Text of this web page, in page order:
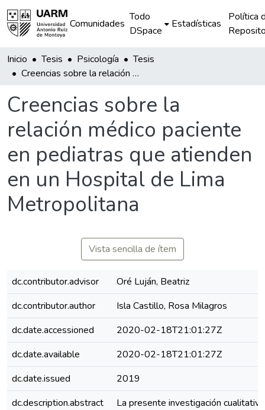
Comunidades
Todo
DSpace
Estadísticas
Política
Inicio Tesis Psicología
Tesis
Creencias sobre la relación médico paciente en pediatras que atienden en un Hospital de Lima Metropolitana
Creencias sobre la
relación médico paciente
en pediatras que atienden
en un Hospital de Lima
Metropolitana
Vista sencilla de ítem
dc.contributor.advisor
Oré Luján, Beatriz
dc.contributor.author
Isla Castillo, Rosa Milagros
dc.date.accessioned
2020-02-18T21:01:27Z
dc.date.available
2020-02-18T21:01:27Z
dc.date.issued
2019
dc.description.abstract
La presente investigación